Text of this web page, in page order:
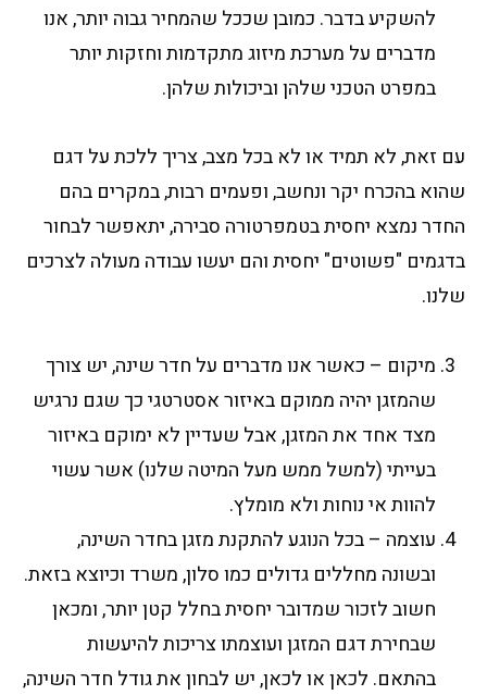
להשקיע בדבר. כמובן שככל שהמחיר גבוה יותר, אנו
מדברים על מערכת מיזוג מתקדמות וחזקות יותר
במפרט הטכני שלהן וביכולות שלהן.
עם זאת, לא תמיד או לא בכל מצב, צריך ללכת על דגם
שהוא בהכרח יקר ונחשב, ופעמים רבות, במקרים בהם
החדר נמצא יחסית בטמפרטורה סבירה, יתאפשר לבחור
בדגמים "פשוטים" יחסית והם יעשו עבודה מעולה לצרכים
שלנו.
מיקום – כאשר אנו מדברים על חדר שינה, יש צורך
שהמזגן יהיה ממוקם באיזור אסטרטגי כך שגם נרגיש
מצד אחד את המזגן, אבל שעדיין לא ימוקם באיזור
בעייתי (למשל ממש מעל המיטה שלנו) אשר עשוי
להוות אי נוחות ולא מומלץ.
עוצמה – בכל הנוגע להתקנת מזגן בחדר השינה,
ובשונה מחללים גדולים כמו סלון, משרד וכיוצא בזאת.
חשוב לזכור שמדובר יחסית בחלל קטן יותר, ומכאן
שבחירת דגם המזגן ועוצמתו צריכות להיעשות
בהתאם. לכאן או לכאן, יש לבחון את גודל חדר השינה,